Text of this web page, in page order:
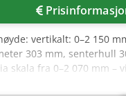
vertikalt: 0–2 150
303 mm, senterhull
skala fra 0–2 070 mm –